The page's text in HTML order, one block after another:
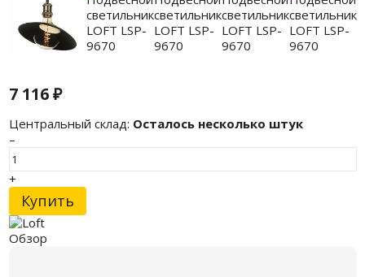
7 116₽
Центральный склад: Осталось несколько штук
–
+
Купить
Обзор